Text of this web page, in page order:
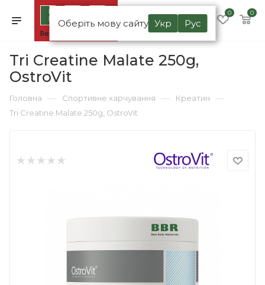
Оберіть мову сайту Укр Рус
0 0
Tri Creatine Malate 250g,
OstroVit
Головна — Спортивне харчування — Креатин —
Tri Creatine Malate 250g, OstroVit